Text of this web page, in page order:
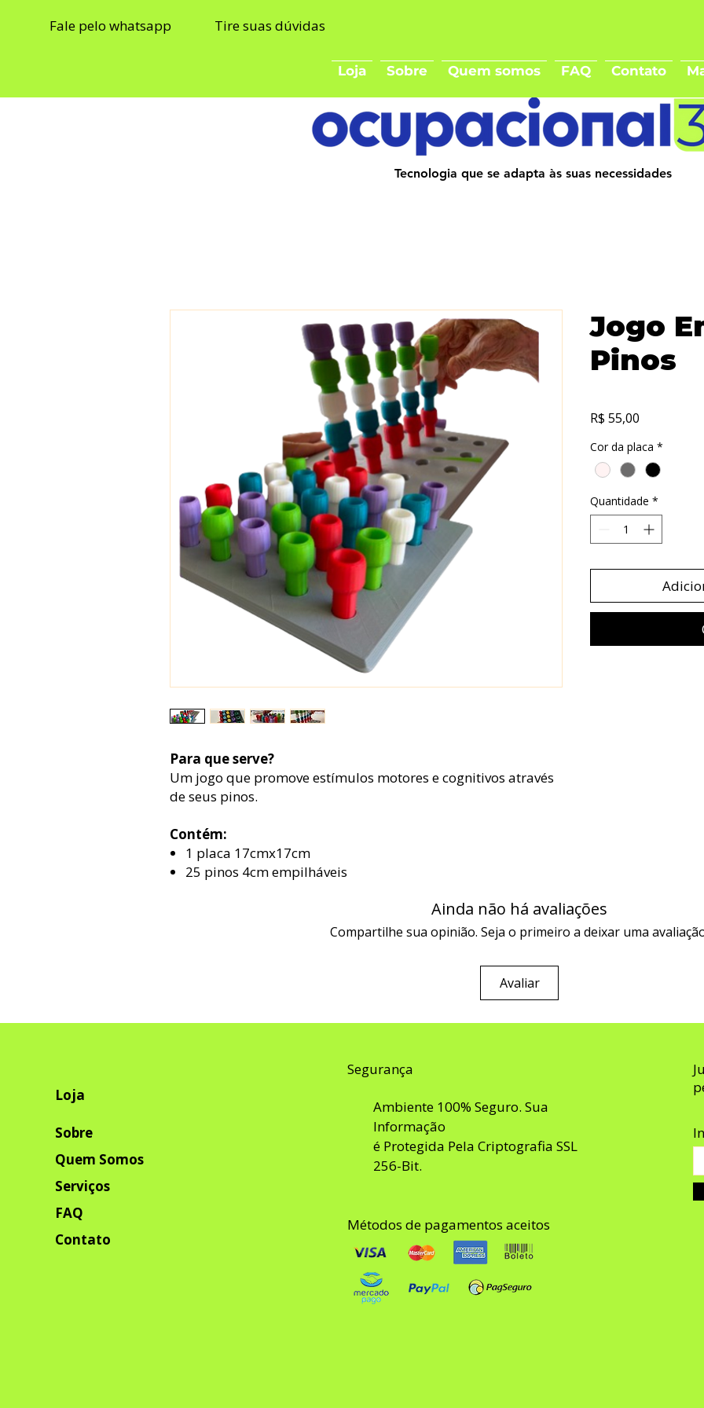
Fale pelo whatsapp Tire suas dúvidas
Loja Sobre Quem somos FAQ Contato
Tecnologia que se adapta às suas necessidades
Para que serve?
Um jogo que promove estímulos motores e cognitivos através
de seus pinos.
Contém:
1 placa 17cmx17cm
25 pinos 4cm empilháveis
Jogo
Pinos
R$ 55,00
Cor da placa *
Quantidade *
Ainda não há avaliações
Compartilhe sua opinião. Seja o primeiro a deixar uma
Avaliar
Loja
Sobre
Quem Somos
Serviços
FAQ
Contato
Segurança
Ambiente 100% Seguro. Sua
Informação
é Protegida Pela Criptografia SSL
256-Bit.
Métodos de pagamentos aceitos